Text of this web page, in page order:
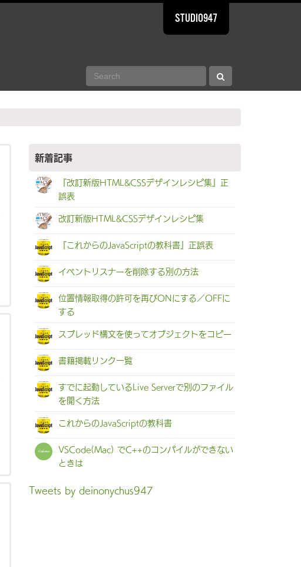
STUDIO947
新着記事
『改訂新版HTML&CSSデザインレシピ集』正
誤表
改訂新版HTML&CSSデザインレシピ集
『これからのJavaScriptの教科書』正誤表
イベントリスナーを削除する別の方法
位置情報取得の許可を再びONにする／OFFに
する
スプレッド構文を使ってオブジェクトをコピー
書籍掲載リンク一覧
すでに起動しているLive Serverで別のファイル
を開く方法
これからのJavaScriptの教科書
VSCode(Mac) でC++のコンパイルができない
ときは
Tweets by deinonychus947